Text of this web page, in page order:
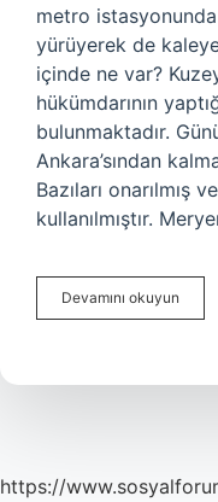
metro
yürüyerek de
içinde ne var?
hükümdarının
bulunmaktadır.
Ankara’sından
Bazıları onarılmış
kullanılmıştır.
Devamını okuyun
Kalesi
Mi
https://